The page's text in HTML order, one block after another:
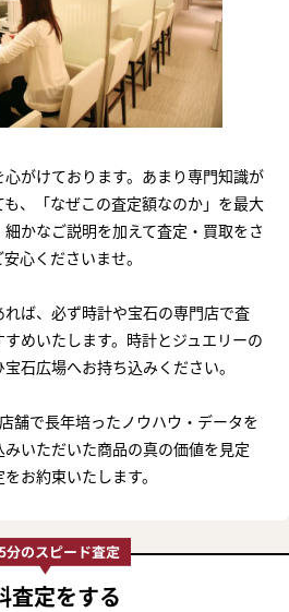
がけております。あまり専門知識が
、「なぜこの査定額なのか」を最大
かなご説明を加えて査定・買取をさ
心くださいませ。
ば、必ず時計や宝石の専門店で査
めいたします。時計とジュエリーの
石広場へお持ち込みください。
舗で長年培ったノウハウ・データを
いただいた商品の真の価値を見定
お約束いたします。
査定をする